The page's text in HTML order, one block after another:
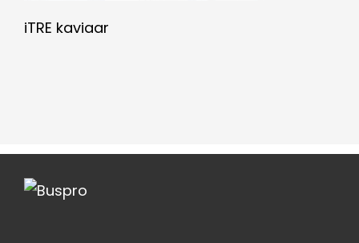
iTRE kaviaar